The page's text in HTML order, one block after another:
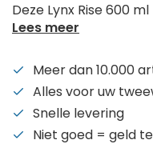
Deze Lynx Rise 600
Lees meer
Meer dan 10.000
Alles voor uw
Snelle levering
Niet goed = geld